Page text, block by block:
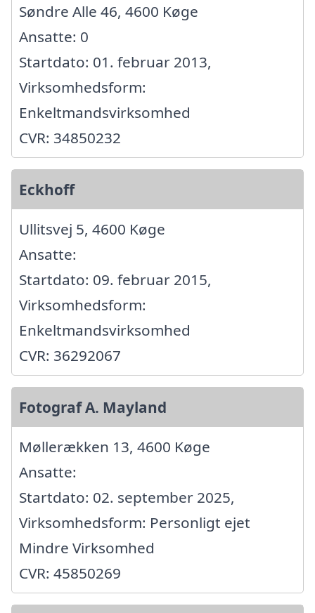
Søndre Alle 46, 4600 Køge
Ansatte: 0
Startdato: 01. februar 2013,
Virksomhedsform:
Enkeltmandsvirksomhed
CVR: 34850232
Eckhoff
Ullitsvej 5, 4600 Køge
Ansatte:
Startdato: 09. februar 2015,
Virksomhedsform:
Enkeltmandsvirksomhed
CVR: 36292067
Fotograf A. Mayland
Møllerækken 13, 4600 Køge
Ansatte:
Startdato: 02. september 2025,
Virksomhedsform: Personligt ejet
Mindre Virksomhed
CVR: 45850269